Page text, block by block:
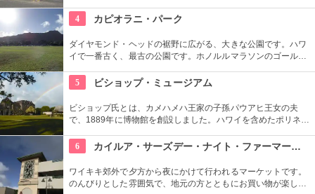
回、スワップミートという名前のフリーマーケットを開催して
います。400以上もの地元のお店が出店し、大盛り上がり。お
4 カピオラニ・パーク
ダイヤモンド・ヘッドの裾野に広がる、大きな公園です。ハワ
イで一番古く、最古の公園です。ホノルルマラソンのゴール地
て、クイーン・カピオラニの名前が冠せられました。
5 ビショップ・ミュージアム
ビショップ氏とは、カメハメハ王家の子孫パウアヒ王女の夫
で、1889年に博物館を創設しました。ハワイを含めたポリネシ
や中の吹き抜け、インテリアも見ごたえあります。
6 カイルア・サーズデー・ナイト・ファーマーズ・マーケット
ワイキキ郊外で夕方から夜にかけて行われるマーケットです。
のんびりとした雰囲気で、地元の方とともにお買い物が楽しめ